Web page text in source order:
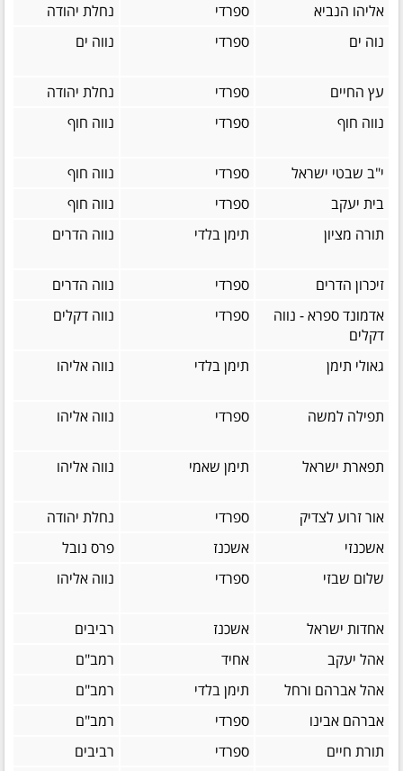
אליהו הנביא ספרדי
נחלת יהודה
נוה ים
ספרדי נווה ים
עץ החיים ספרדי
נחלת יהודה
נווה חוף
ספרדי נווה חוף
י"ב שבטי ישראל ספרדי
נווה חוף
בית יעקב
ספרדי
נווה חוף
תורה מציון
תימן בלדי נווה הדרים
זיכרון הדרים ספרדי
נווה הדרים
אדמונד ספרא - נווה
דקלים
ספרדי נווה דקלים
גאולי תימן תימן בלדי נווה אליהו
תפילה למשה ספרדי נווה אליהו
תפארת ישראל תימן שאמי נווה אליהו
אור זרוע לצדיק ספרדי
נחלת יהודה
אשכנזי
אשכנז
פרס נובל
שלום שבזי
ספרדי נווה אליהו
אחדות ישראל אשכנז
רביבים
אהל יעקב
אחיד
רמב"ם
אהל אברהם ורחל
תימן בלדי
רמב"ם
אברהם אבינו
ספרדי
רמב"ם
תורת חיים
ספרדי
רביבים